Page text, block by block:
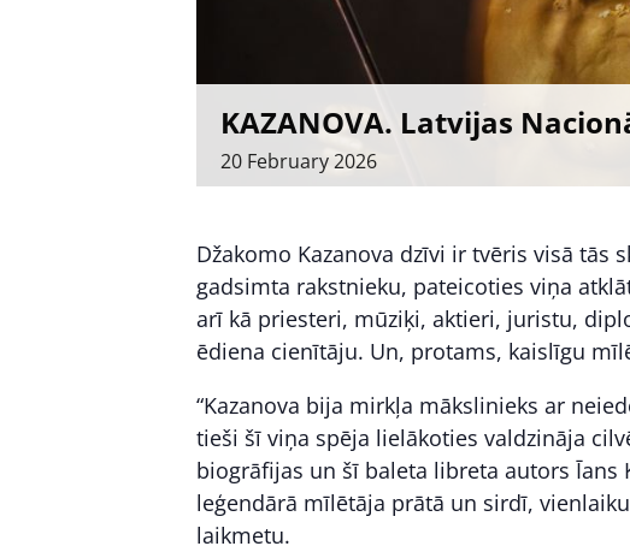
KAZANOVA. Latvijas
20 February2026
Džakomo Kazanova dzīvi ir tvēris visā tās
gadsimta rakstnieku, pateicoties viņa
arī kā priesteri, mūziķi, aktieri, juristu,
ēdiena cienītāju. Un, protams, kaislīgu
“Kazanova bija mirkļa mākslinieks ar
tieši šī viņa spēja lielākoties valdzināja
biogrāfijas un šī baleta libreta autors Īans
leģendārā mīlētāja prātā un sirdī,
laikmetu.